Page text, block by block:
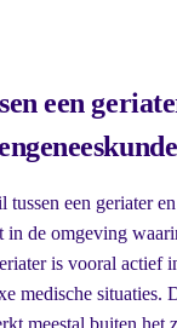
een
een geriater
in de omgeving
is vooral actief
medische situaties.